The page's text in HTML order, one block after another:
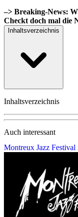
–> Breaking-News:
Checkt doch mal die
Inhaltsverzeichnis
Inhaltsverzeichnis
Auch interessant
Montreux Jazz